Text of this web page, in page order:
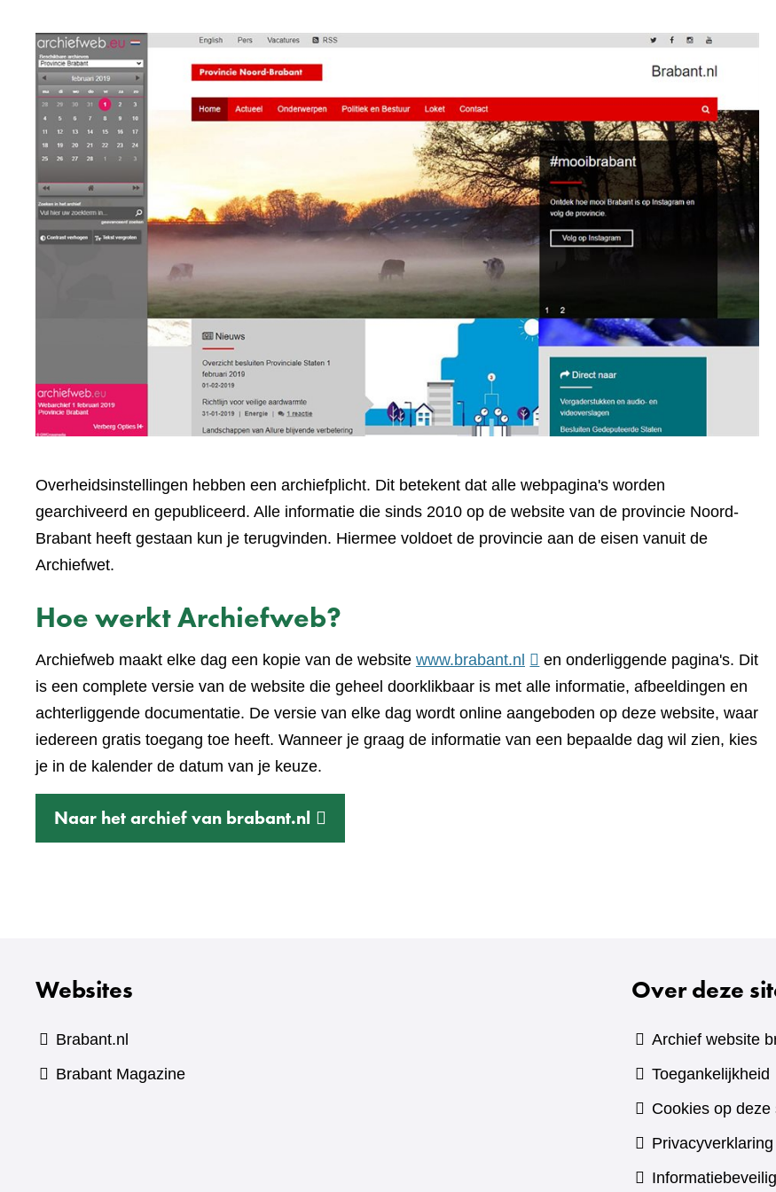
Overheidsinstellingen hebben een archiefplicht. Dit betekent dat alle webpagina's worden
gearchiveerd en gepubliceerd. Alle informatie die sinds 2010 op de website van de provincie Noord-
Brabant heeft gestaan kun je terugvinden. Hiermee voldoet de provincie aan de eisen vanuit de
Archiefwet.
Hoe werkt Archiefweb?
Archiefweb maakt elke dag een kopie van de website www.brabant.nl (verwijst
naar
een
andere
en onderliggende pagina's. Dit
is een complete versie van de website die geheel doorklikbaar is met alle informatie, afbeeldingen en
achterliggende documentatie. De versie van elke dag wordt online aangeboden op deze website, waar
iedereen gratis toegang toe heeft. Wanneer je graag de informatie van een bepaalde dag wil zien, kies
je in de kalender de datum van je keuze.
Naar het archief van brabant.nl (verwijst
naar
Websites
Brabant.nl
Brabant Magazine(verwijst
Over deze
Archief website
Toegankelijkheid
Cookies op deze
Privacyverklaring